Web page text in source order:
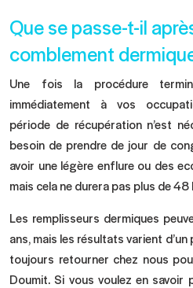
Que se passe-t-il
comblement
Une fois la procédure
immédiatement à vos
période de récupération n’est
besoin de prendre de jour de
avoir une légère enflure ou des
mais cela ne durera pas plus de 48
Les remplisseurs dermiques
ans, mais les résultats varient d’un
toujours retourner chez nous
Doumit. Si vous voulez en